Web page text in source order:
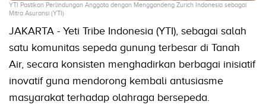
YTI Pastikan Perlindungan Anggota dengan Menggandeng Zurich Indonesia sebagai
Mitra Asuransi (YTI)
JAKARTA - Yeti Tribe Indonesia (YTI), sebagai salah
satu komunitas sepeda gunung terbesar di Tanah
Air, secara konsisten menghadirkan berbagai inisiatif
inovatif guna mendorong kembali antusiasme
masyarakat terhadap olahraga bersepeda.